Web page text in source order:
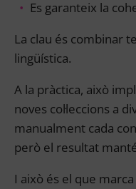
Es garanteix la
La clau és combinar
lingüística.
A la pràctica, això
noves col·leccions a
manualment cada
però el resultat
I això és el que